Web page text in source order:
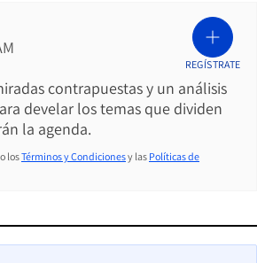
contrapuestas y un análisis
develar los temas que dividen
la agenda.
REGÍSTRATE
losTérminos y Condicionesy las Políticas de